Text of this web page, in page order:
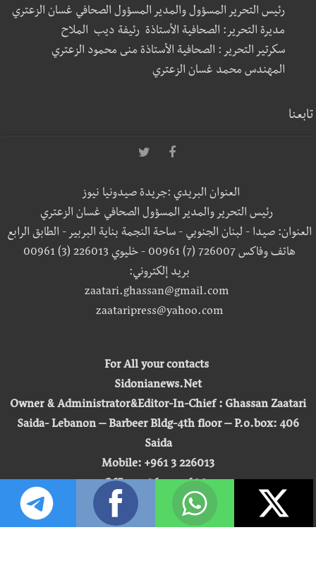
رئيس التحرير المسؤول والمدير المسؤول الصحافي غسان الزعتري
مديرة التحرير: الصحافية الأستاذة رئيفة ديب الملاح
سكرتير التحرير : الصحافية الأستاذة منى محمود الزعتري
المهندس محمد غسان الزعتري
تابعنا
العنوان البريدي :جريدة صيدونيا نيوز
رئيس التحرير والمدير المسؤول الصحافي غسان الزعتري
العنوان: صيدا - لبنان الجنوبي - ساحة النجمة بناية البربير - الطابق الرابع
هاتف وفاكس 726007 (7) 00961 - خليوي 226013 (3) 00961
بريد إلكتروني:
zaatari.ghassan@gmail.com
zaataripress@yahoo.com
For All your contacts
Sidonianews.Net
Owner & Administrator&Editor-In-Chief : Ghassan Zaatari
Saida- Lebanon – Barbeer Bldg-4th floor – P.o.box: 406
Saida
Mobile: +961 3 226013
Office: +961 7 726007
zaatari.ghassan@gmail.com